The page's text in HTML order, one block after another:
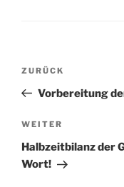
Vorheriger
Beitrag
ZURÜCK
Vorbereitung
Nächster
Beitrag
WEITER
Halbzeitbilanz der
Wort!